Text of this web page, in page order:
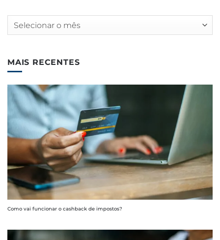
Arquivos
MAIS RECENTES
Como vai funcionar o cashback de impostos?